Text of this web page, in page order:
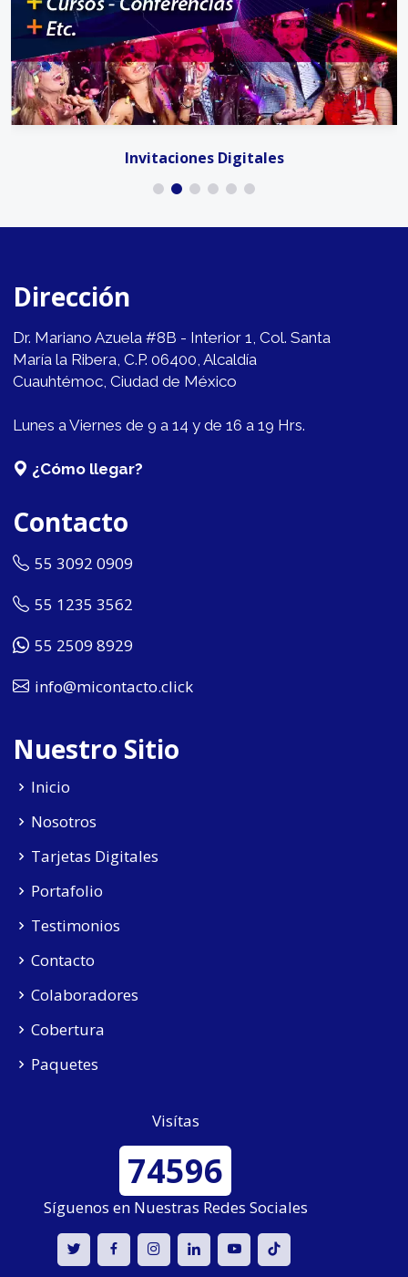
Invitaciones Digitales
Dirección
Dr. Mariano Azuela #8B - Interior 1, Col. Santa
María la Ribera, C.P. 06400, Alcaldía
Cuauhtémoc, Ciudad de México
Lunes a Viernes de 9 a 14 y de 16 a 19 Hrs.
¿Cómo llegar?
Contacto
55 3092 0909
55 1235 3562
55 2509 8929
info@micontacto.click
Nuestro Sitio
Inicio
Nosotros
Tarjetas Digitales
Portafolio
Testimonios
Contacto
Colaboradores
Cobertura
Paquetes
Visítas
74596
Síguenos en Nuestras Redes Sociales